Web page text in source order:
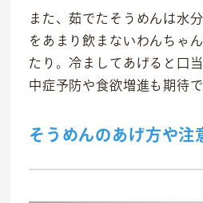
また、茹でたそうめんは水
をあまり飲まないわんちゃ
たり。冷ましてあげると口
中症予防や食欲増進も期待で
そうめんのあげ方や注